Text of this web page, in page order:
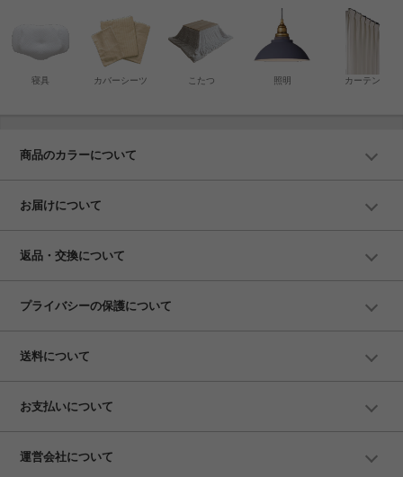
寝具 カバーシーツ こたつ カーテン
照明
商品のカラーについて
お届けについて
返品・交換について
プライバシーの保護について
送料について
お支払いについて
運営会社について